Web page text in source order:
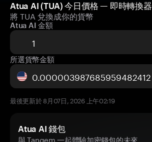
Atua AI (TUA) 今日價格 — 即時轉換器
將 TUA 兌換成你的貨幣
Atua AI 金額
所選貨幣金額
最後更新於 8月07日, 2026 上午02:19
Atua AI 錢包
與 Tangem 一起體驗加密錢包的未來